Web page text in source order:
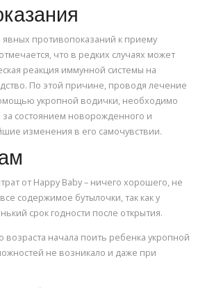
противопоказаний к приему
что в редких случаях может
реакция иммунной системы на
По этой причине, проводя лечение
укропной водички, необходимо
состоянием новорожденного и
изменения в его самочувствии.
от Happy Baby – ничего хорошего, не
содержимое бутылочки, так как у
срок годности после открытия.
возраста начала поить ребенка укропной
не возникало и даже при